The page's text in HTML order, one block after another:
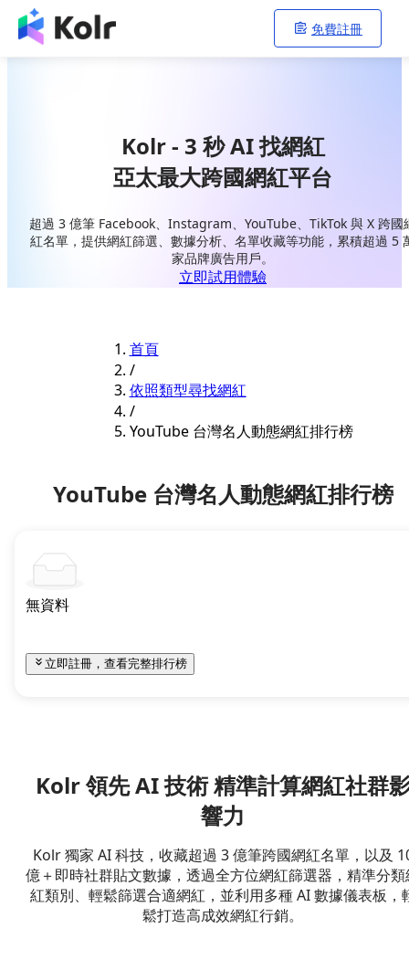
免費註冊
Kolr - 3 秒 AI 找網紅
亞太最大跨國網紅平台
超過 3 億筆 Facebook、Instagram、YouTube、TikTok 與 X 跨國
紅名單，提供網紅篩選、數據分析、名單收藏等功能，累積超過 5
家品牌廣告用戶。
立即試用體驗
首頁
/
依照類型尋找網紅
/
YouTube 台灣名人動態網紅排行榜
YouTube 台灣名人動態網紅排行榜
無資料
立即註冊，查看完整排行榜
Kolr 領先 AI 技術 精準計算網紅社群
響力
Kolr 獨家 AI 科技，收藏超過 3 億筆跨國網紅名單，以及
億＋即時社群貼文數據，透過全方位網紅篩選器，精準分類
紅類別、輕鬆篩選合適網紅，並利用多種 AI 數據儀表板，
鬆打造高成效網紅行銷。